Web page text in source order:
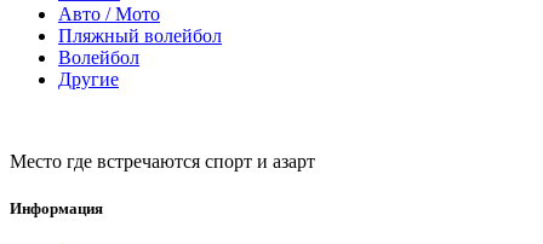
Авто / Мото
Пляжный волейбол
Волейбол
Другие
Место где встречаются спорт и азарт
Информация